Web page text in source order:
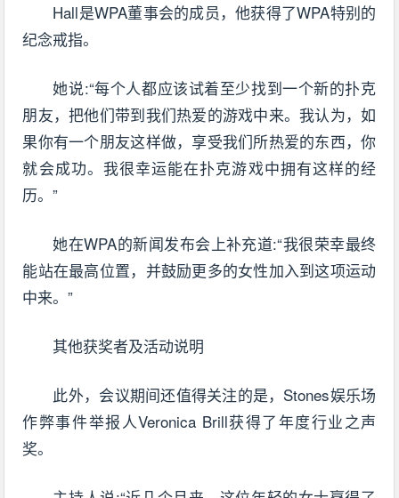
Hall是WPA董事会的成员，他获得了WPA特别的
纪念戒指。
她说:“每个人都应该试着至少找到一个新的扑克
朋友，把他们带到我们热爱的游戏中来。我认为，如
果你有一个朋友这样做，享受我们所热爱的东西，你
就会成功。我很幸运能在扑克游戏中拥有这样的经
历。”
她在WPA的新闻发布会上补充道:“我很荣幸最终
能站在最高位置，并鼓励更多的女性加入到这项运动
中来。”
其他获奖者及活动说明
此外，会议期间还值得关注的是，Stones娱乐场
作弊事件举报人Veronica Brill获得了年度行业之声
奖。